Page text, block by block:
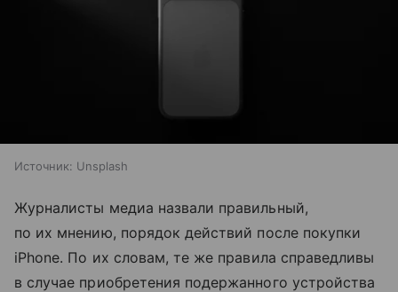
Источник: Unsplash
Журналисты медиа назвали правильный,
по их мнению, порядок действий после покупки
iPhone. По их словам, те же правила справедливы
в случае приобретения подержанного устройства